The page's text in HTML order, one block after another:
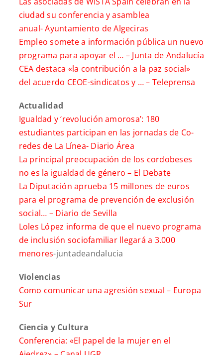
ciudad su conferencia y asamblea
anual-Ayuntamiento de Algeciras
Empleo somete a información pública un nuevo
programa para apoyar el … – Junta de Andalucía
CEA destaca «la contribución a la paz social»
del acuerdo CEOE-sindicatos y … – Teleprensa
Actualidad
Igualdad y ‘revolución amorosa’: 180
estudiantes participan en las jornadas de Co-
redes de La Línea- Diario Área
La principal preocupación de los cordobeses
no es la igualdad de género – El Debate
La Diputación aprueba 15 millones de euros
para el programa de prevención de exclusión
social… – Diario de Sevilla
Loles López informa de que el nuevo programa
de inclusión sociofamiliar llegará a 3.000
menores-juntadeandalucia
Violencias
Como comunicar una agresión sexual – Europa
Sur
Ciencia y Cultura
Conferencia: «El papel de la mujer en el